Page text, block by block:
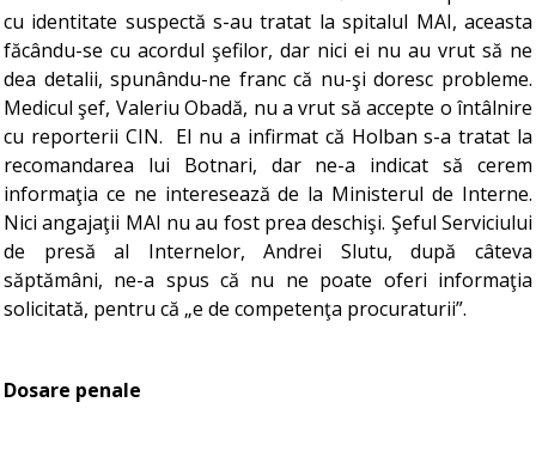
cu identitate suspectă s-au tratat la spitalul MAI, aceasta
făcându-se cu acordul şefilor, dar nici ei nu au vrut să ne
dea detalii, spunându-ne franc că nu-şi doresc probleme.
Medicul şef, Valeriu Obadă, nu a vrut să accepte o întâlnire
cu reporterii CIN. El nu a infirmat că Holban s-a tratat la
recomandarea lui Botnari, dar ne-a indicat să cerem
informaţia ce ne interesează de la Ministerul de Interne.
Nici angajaţii MAI nu au fost prea deschişi. Şeful Serviciului
de presă al Internelor, Andrei Slutu, după câteva
săptămâni, ne-a spus că nu ne poate oferi informaţia
solicitată, pentru că „e de competenţa procuraturii”.
Dosare penale